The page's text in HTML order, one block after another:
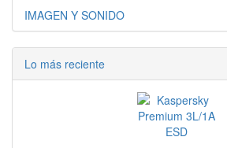
IMAGEN Y SONIDO
Lo más reciente